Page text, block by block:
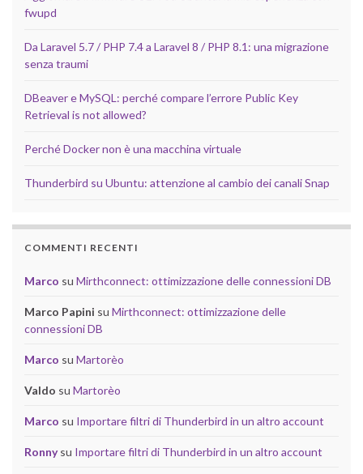
fwupd
Da Laravel 5.7 / PHP 7.4 a Laravel 8 / PHP 8.1: una migrazione
senza traumi
DBeaver e MySQL: perché compare l’errore Public Key
Retrieval is not allowed?
Perché Docker non è una macchina virtuale
Thunderbird su Ubuntu: attenzione al cambio dei canali Snap
COMMENTI RECENTI
Marco su Mirthconnect: ottimizzazione delle connessioni DB
Marco Papini su Mirthconnect: ottimizzazione delle
connessioni DB
Marco su Martorèo
Valdo su Martorèo
Marco su Importare filtri di Thunderbird in un altro account
Ronnysu Importare filtri di Thunderbird in un altro account